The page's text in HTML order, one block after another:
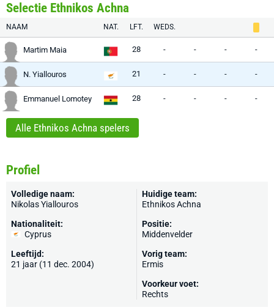
Selectie Ethnikos Achna
NAAM NAT. LFT. WEDS.
Martim Maia 28 - - - -
N. Yiallouros 21 - - - -
Emmanuel Lomotey 28 - - - -
Alle Ethnikos Achna spelers
Profiel
Volledige naam:
Nikolas Yiallouros
Nationaliteit:
Cyprus
Leeftijd:
21 jaar (11 dec. 2004)
Huidige team:
Ethnikos Achna
Positie:
Middenvelder
Vorig team:
Ermis
Voorkeur voet:
Rechts